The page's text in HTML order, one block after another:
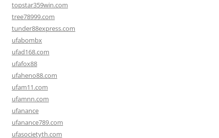
topstar359win.com
tree78999.com
tunder88express.com
ufabombx
ufad168.com
ufafox88
ufaheno88.com
ufam11.com
ufamnn.com
ufanance
ufanance789.com
ufasocietyth.com